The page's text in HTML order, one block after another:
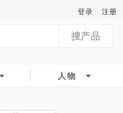
登录 注册
搜产品
人物